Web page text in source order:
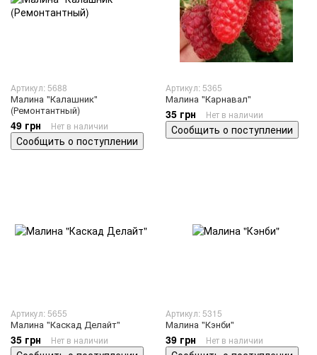
Артикул: 5688
Малина "Калашник"
(Ремонтантный)
49 грн Нет в наличии
Сообщить о поступлении
Артикул: 5365
Малина "Карнавал"
35 грн Нет в наличии
Сообщить о поступлении
Артикул: 5655
Малина "Каскад Делайт"
35 грн Нет в наличии
Артикул: 5315
Малина "Кэнби"
39 грн Нет в наличии